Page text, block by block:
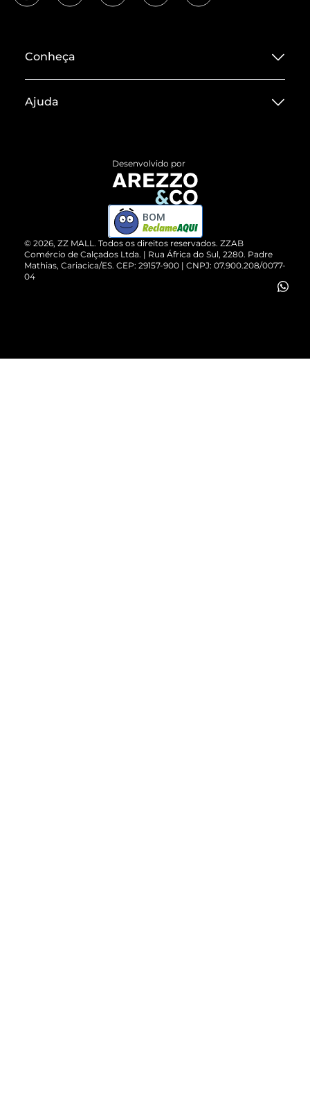
Conheça
Termos de Uso
ZZ MALL é confiável
Cartão Presente
Vendas Corporativas
Ajuda
Devolução do Produto
Compre pelo WhatsApp
© 2026, ZZ MALL. Todos os direitos reservados. ZZAB
Comércio de Calçados Ltda. | Rua África do Sul, 2280. Padre
Mathias, Cariacica/ES. CEP: 29157-900 | CNPJ: 07.900.208/0077-
04
Desenvolvido por
BOM